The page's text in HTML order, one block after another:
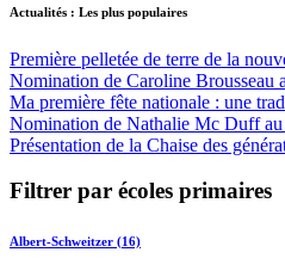
Actualités : Les plus populaires
Première pelletée de terre de la
Nomination de Caroline Brousseau
Ma première fête nationale : une
Nomination de Nathalie Mc Duff au
Présentation de la Chaise des
Filtrer par écoles primaires
Albert-Schweitzer (16)